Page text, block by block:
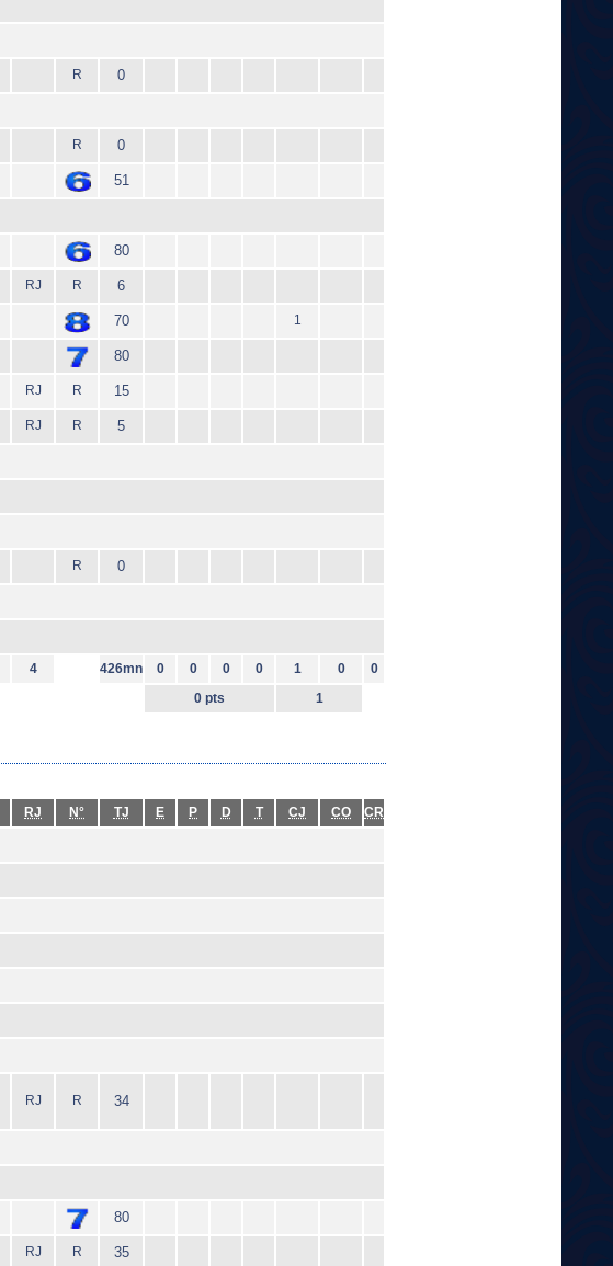
R 0
R 0
51
80
RJ R 6
70 1
80
RJ R 15
RJ R 5
R 0
4 426mn 0 0 0 0 1 0
0
0 pts
1
RJ N° TJ E P D T CJ CO CR
RJ R 34
80
RJ R 35